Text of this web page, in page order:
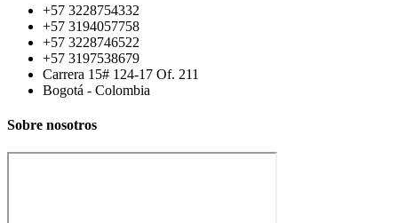
+57 3228754332
+57 3194057758
+57 3228746522
+57 3197538679
Carrera 15# 124-17 Of. 211
Bogotá - Colombia
Sobre nosotros